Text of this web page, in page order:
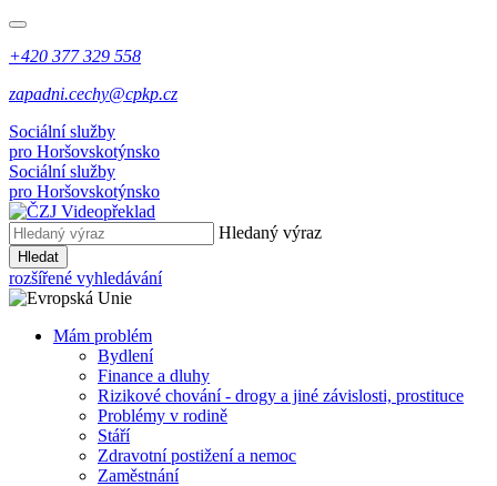
+420 377 329 558
zapadni.cechy@cpkp.cz
Sociální služby
pro Horšovskotýnsko
Sociální služby
pro Horšovskotýnsko
Hledaný výraz
Hledat
rozšířené vyhledávání
Mám problém
Bydlení
Finance a dluhy
Rizikové chování - drogy a jiné závislosti, prostituce
Problémy v rodině
Stáří
Zdravotní postižení a nemoc
Zaměstnání